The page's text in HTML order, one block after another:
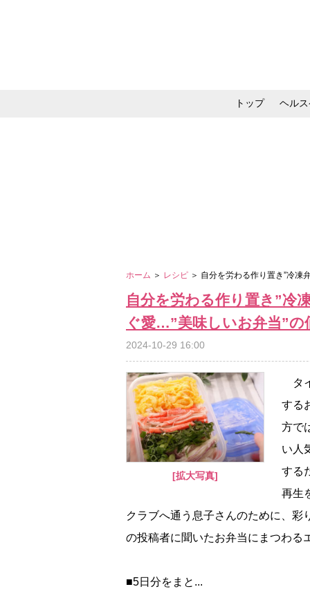
トップ ヘル
ホーム ＞ レシピ ＞ 自分を労わる作り置き”冷凍
自分を労わる作り置き”冷
ぐ愛…”美味しいお弁当”の
2024-10-29 16:00
[拡大写真]
タ
する
方で
い人
する
再生
クラブへ通う息子さんのために、
の投稿者に聞いたお弁当にまつわる
■5日分をまと...